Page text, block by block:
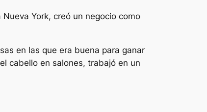
York, creó un negocio como
en las que era buena para ganar
cabello en salones, trabajó en un